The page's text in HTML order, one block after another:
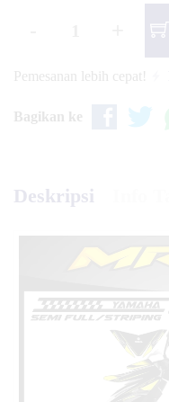
Pemesanan lebih cepat!
Bagikan ke
Deskripsi